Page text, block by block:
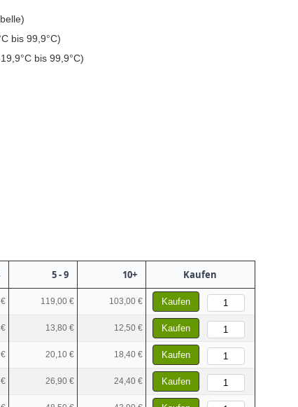
bis 99,9°C)
bis 99,9°C)
5 - 9 10+ Kaufen
119,00 € 103,00 € Kaufen
13,80 € 12,50 € Kaufen
20,10 € 18,40 € Kaufen
26,90 € 24,40 € Kaufen